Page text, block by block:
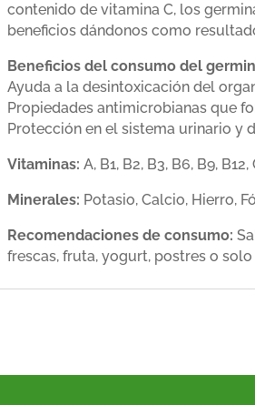
contenido de vitamina C, los
beneficios dándonos como
Beneficios del consumo del
Ayuda a la desintoxicación del
Propiedades antimicrobianas que
Protección en el sistema urinario y
Vitaminas: A, B1, B2, B3, B6, B9, B12,
Minerales: Potasio, Calcio, Hierro,
Recomendaciones de consumo:
frescas, fruta, yogurt, postres o